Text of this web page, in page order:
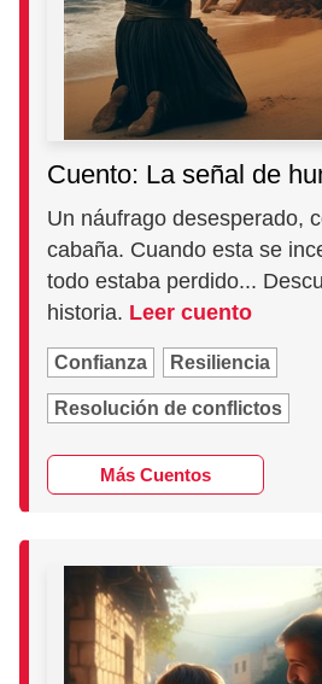
Cuento: La señal de
Un náufrago desesperado,
cabaña. Cuando esta se
todo estaba perdido...
historia. Leer cuento
Confianza Resiliencia
Resolución de conflictos
Más Cuentos